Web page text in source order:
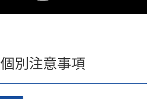
個別注意事項